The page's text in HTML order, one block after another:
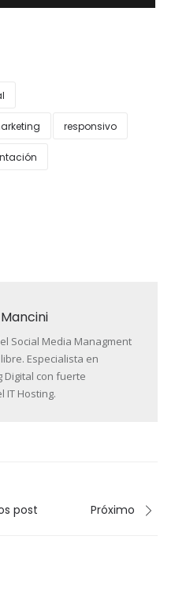
responsivo
Social Media Managment
Especialista en
Digital con fuerte
IT Hosting.
post Próximo